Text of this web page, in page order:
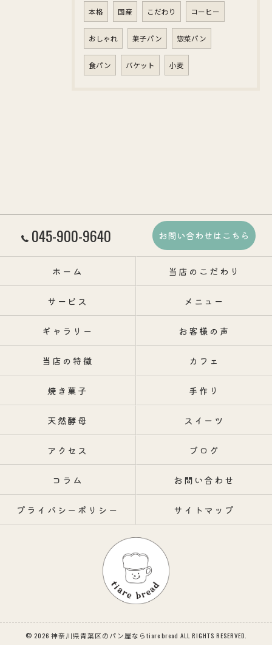
本格 国産 こだわり コーヒー
おしゃれ 菓子パン 惣菜パン
食パン バケット 小麦
045-900-9640 お問い合わせはこちら
ホーム 当店のこだわり
サービス メニュー
ギャラリー お客様の声
当店の特徴 カフェ
焼き菓子 手作り
天然酵母 スイーツ
アクセス ブログ
コラム お問い合わせ
プライバシーポリシー サイトマップ
© 2026 神奈川県青葉区のパン屋ならtiare bread ALL RIGHTS RESERVED.